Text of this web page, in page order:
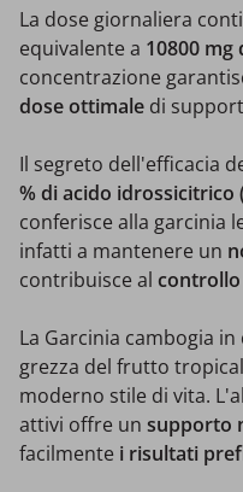
La dose giornaliera
equivalente a 10800
concentrazione
dose ottimale di
Il segreto dell'efficacia
% di acido idrossicitrico
conferisce alla garcinia
infatti a mantenere un
contribuisce al
La Garcinia cambogia
grezza del frutto
moderno stile di vita.
attivi offre un supporto
facilmente i risultati